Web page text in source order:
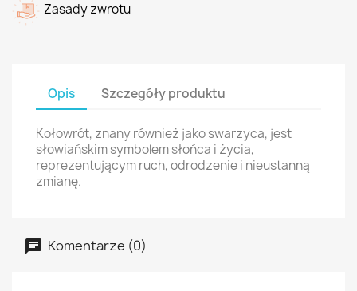
Zasady zwrotu
Opis Szczegóły produktu
Kołowrót, znany również jako swarzyca, jest
słowiańskim symbolem słońca i życia,
reprezentującym ruch, odrodzenie i nieustanną
zmianę.
Komentarze (0)